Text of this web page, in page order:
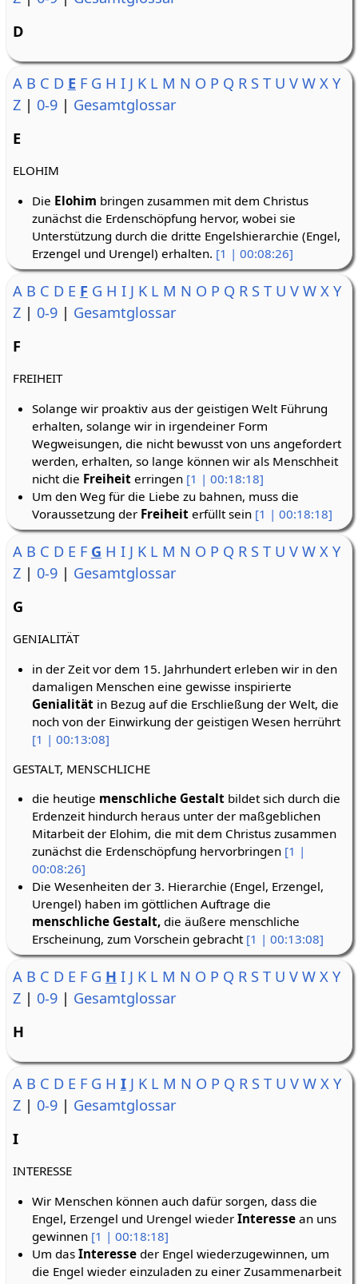
D
A B C D E F G H I J K L M N O P Q R S T U V W X Y
Z| 0-9| Gesamtglossar
E
ELOHIM
Die Elohim bringen zusammen mit dem Christus
zunächst die Erdenschöpfung hervor, wobei sie
Unterstützung durch die dritte Engelshierarchie (Engel,
Erzengel und Urengel) erhalten. [1 | 00:08:26]
A B C D E F G H I J K L M N O P Q R S T U V W X Y
Z| 0-9| Gesamtglossar
F
FREIHEIT
Solange wir proaktiv aus der geistigen Welt Führung
erhalten, solange wir in irgendeiner Form
Wegweisungen, die nicht bewusst von uns angefordert
werden, erhalten, so lange können wir als Menschheit
nicht die Freiheit erringen [1 | 00:18:18]
Um den Weg für die Liebe zu bahnen, muss die
Voraussetzung der Freiheit erfüllt sein [1 | 00:18:18]
A B C D E F G H I J K L M N O P Q R S T U V W X Y
Z| 0-9| Gesamtglossar
G
GENIALITÄT
in der Zeit vor dem 15. Jahrhundert erleben wir in den
damaligen Menschen eine gewisse inspirierte
Genialität in Bezug auf die Erschließung der Welt, die
noch von der Einwirkung der geistigen Wesen herrührt
[1 | 00:13:08]
GESTALT, MENSCHLICHE
die heutige menschliche Gestalt bildet sich durch die
Erdenzeit hindurch heraus unter der maßgeblichen
Mitarbeit der Elohim, die mit dem Christus zusammen
zunächst die Erdenschöpfung hervorbringen [1 |
00:08:26]
Die Wesenheiten der 3. Hierarchie (Engel, Erzengel,
Urengel) haben im göttlichen Auftrage die
menschliche Gestalt, die äußere menschliche
Erscheinung, zum Vorschein gebracht [1 | 00:13:08]
A B C D E F G H I J K L M N O P Q R S T U V W X Y
Z| 0-9| Gesamtglossar
H
A B C D E F G H I J K L M N O P Q R S T U V W X Y
Z| 0-9| Gesamtglossar
I
INTERESSE
Wir Menschen können auch dafür sorgen, dass die
Engel, Erzengel und Urengel wiederInteresse an uns
gewinnen [1 | 00:18:18]
Um dasInteresse der Engel wiederzugewinnen, um
die Engel wieder einzuladen zu einer Zusammenarbeit